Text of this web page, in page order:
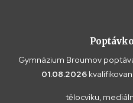
Gymnázium Broumov
01.08.2026
tělocviku,